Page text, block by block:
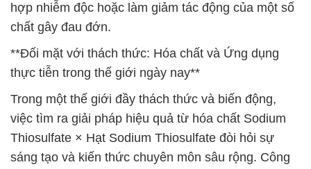
hợp nhiễm độc hoặc làm giảm tác động của một số
chất gây đau đớn.
**Đối mặt với thách thức: Hóa chất và Ứng dụng
thực tiễn trong thế giới ngày nay**
Trong một thế giới đầy thách thức và biến động,
việc tìm ra giải pháp hiệu quả từ hóa chất Sodium
Thiosulfate × Hạt Sodium Thiosulfate đòi hỏi sự
sáng tạo và kiến thức chuyên môn sâu rộng. Công